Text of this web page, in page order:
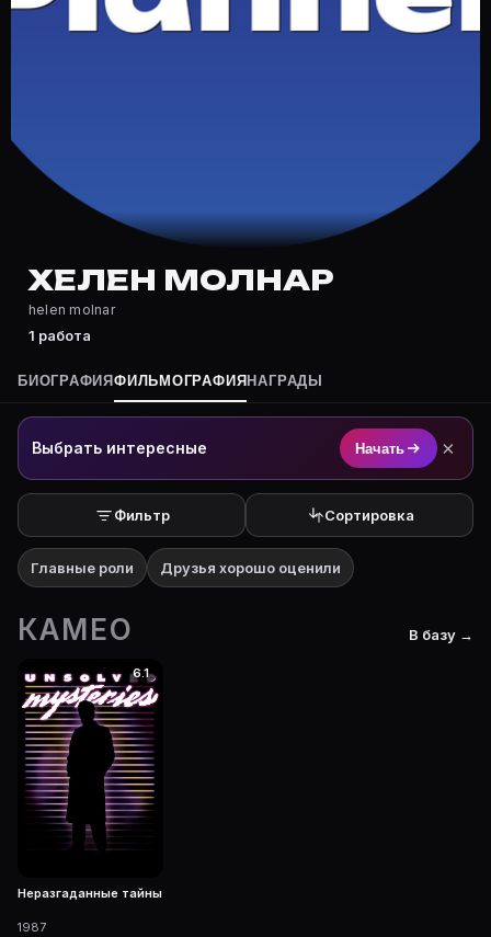
Где снимался Хелен Молнар?
Хелен Молнар — актёр. Биография и роли на
Где открыть фильмографию Хелен Молнар?
На Movie Planner: https://movie-planner.ru/s/
ХЕЛЕН МОЛНАР
helen molnar
1 работа
БИОГРАФИЯФИЛЬМОГРАФИЯ НАГРАДЫ
Выбрать интересные Начать ×
Фильтр Сортировка
Главные роли Друзья хорошо оценили
КАМЕО В базу →
6.1
Неразгаданные тайны
1987